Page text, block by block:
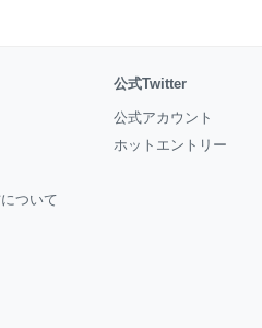
ついて
公式Twitter
公式アカウント
ホットエントリー